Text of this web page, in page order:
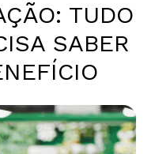
TUDO
SABER